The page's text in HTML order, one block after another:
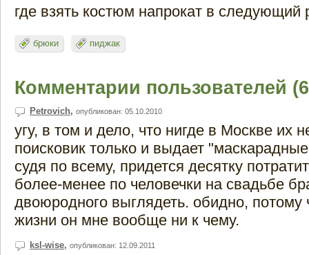
где взять костюм напрокат в следующий
брюки пиджак
Комментарии пользователей
Petrovich, опубликован: 05.10.2010
угу, в том и дело, что нигде в Москве их
поисковик только и выдает
судя по всему, придется десятку
более-менее по человечки на свадьбе
двоюродного выглядеть. обидно, потому
жизни он мне вообще ни к чему.
ksl-wise, опубликован: 12.09.2011